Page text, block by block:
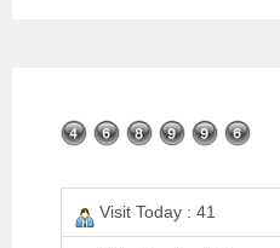
Visit Today : 41